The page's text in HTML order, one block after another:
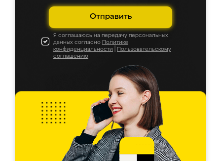
Отправить
Я соглашаюсь на передачу персональных
данных согласно Политике
конфиденциальности
Пользовательскому
соглашению